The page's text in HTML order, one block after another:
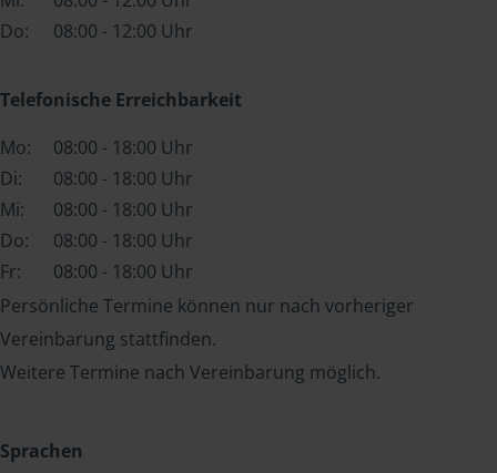
Do:
08:00 - 12:00 Uhr
Telefonische Erreichbarkeit
Mo:
08:00 - 18:00 Uhr
Di:
08:00 - 18:00 Uhr
Mi:
08:00 - 18:00 Uhr
Do:
08:00 - 18:00 Uhr
Fr:
08:00 - 18:00 Uhr
Persönliche Termine können nur nach vorheriger
Vereinbarung stattfinden.
Weitere Termine nach Vereinbarung möglich.
Sprachen